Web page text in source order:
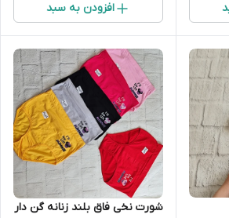
افزودن به سبد
شورت نخی فاق بلند زنانه گن دار